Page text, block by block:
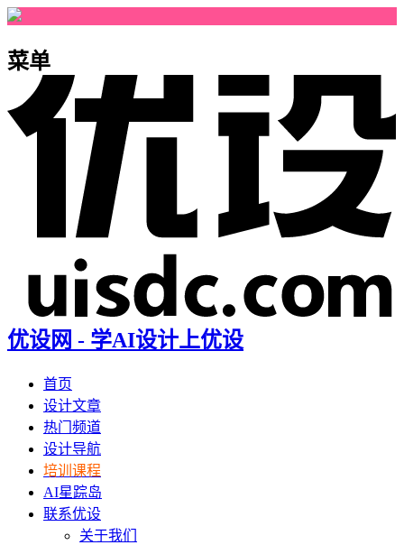
菜单
优设网 - 学AI设计上优设
首页
设计文章
热门频道
设计导航
培训课程
AI星踪岛
联系优设
关于我们